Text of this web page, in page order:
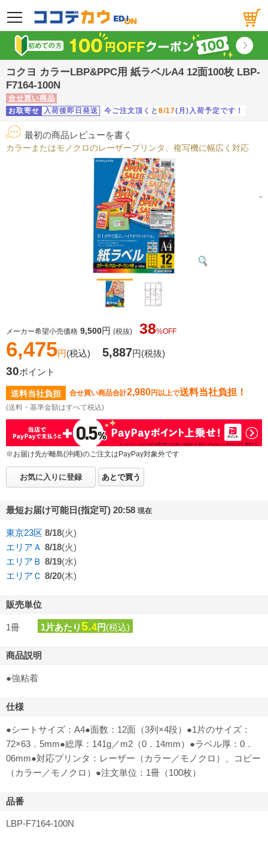
メニュー
コクヨ カラーLBP&PPC用 紙ラベルA4 12面100枚 LBP-
F7164-100N
合せ買い商品
お取寄せ
入荷後即日発送 今ご注文頂くと 8/17(月)入荷予定です！
最初の商品レビューを書く
カラーまたはモノクロのレーザープリンタ、複写機に幅広く対応
メーカー希望小売価格 9,500円 (税抜) 38%OFF
6,475円(税込) 5,887円(税抜)
30ポイント
送料当社負担 合せ買い商品合計2,980円以上で送料当社負担！
(送料・基準金額はすべて税込)
※お届け先が離島(沖縄)のご注文はPayPay対象外です
お気に入りに登録 あとで買う
最短お届け可能日(指定可) 20:58 現在
東京23区 8/18(火)
エリアＡ 8/18(火)
エリアＢ 8/19(水)
エリアＣ 8/20(木)
販売単位
1冊 1片あたり5.4円(税込)
商品説明
●強粘着
仕様
●シートサイズ：A4●面数：12面（3列×4段）●1片のサイズ：
72×63．5mm●総厚：141g／m2（0．14mm）●ラベル厚：0．
06mm●対応プリンタ：レーザー（カラー／モノクロ）、コピー
（カラー／モノクロ）●注文単位：1冊（100枚）
品番
LBP-F7164-100N